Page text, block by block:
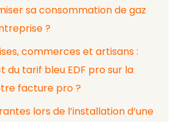
sa consommation de gaz
?
commerces et artisans :
du tarif bleu EDF pro sur la
facture pro ?
lors de l’installation d’une